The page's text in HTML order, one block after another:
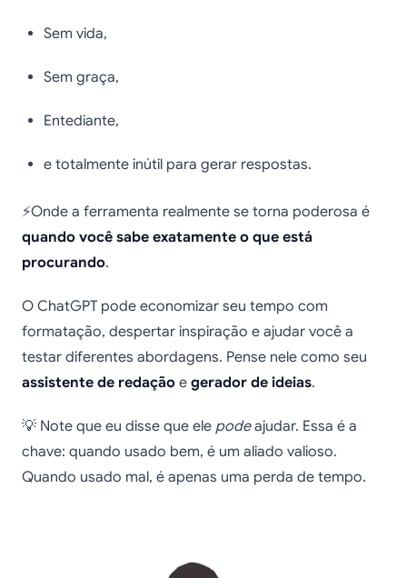
Sem vida,
Sem graça,
Entediante,
e totalmente inútil para gerar respostas.
⚡Onde a ferramenta realmente se torna poderosa é
quando você sabe exatamente o que está
procurando.
O ChatGPT pode economizar seu tempo com
formatação, despertar inspiração e ajudar você a
testar diferentes abordagens. Pense nele como seu
assistente de redação e gerador de ideias.
💡 Note que eu disse que ele podeajudar. Essa é a
chave: quando usado bem, é um aliado valioso.
Quando usado mal, é apenas uma perda de tempo.